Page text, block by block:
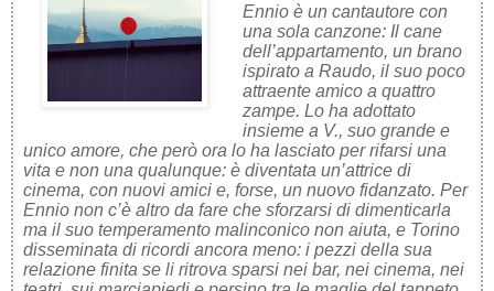
Ennio è un cantautore con
una sola canzone: Il cane
dell’appartamento, un brano
ispirato a Raudo, il suo poco
attraente amico a quattro
zampe. Lo ha adottato
insieme a V., suo grande e
unico amore, che però ora lo ha lasciato per rifarsi una
vita e non una qualunque: è diventata un’attrice di
cinema, con nuovi amici e, forse, un nuovo fidanzato. Per
Ennio non c’è altro da fare che sforzarsi di dimenticarla
ma il suo temperamento malinconico non aiuta, e Torino
disseminata di ricordi ancora meno: i pezzi della sua
relazione finita se li ritrova sparsi nei bar, nei cinema, nei